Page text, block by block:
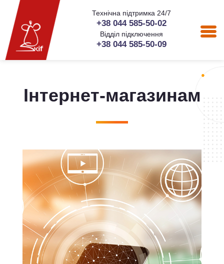
Технічна підтримка 24/7
+38 044 585-50-02
Відділ підключення
+38 044 585-50-09
Інтернет-магазинам